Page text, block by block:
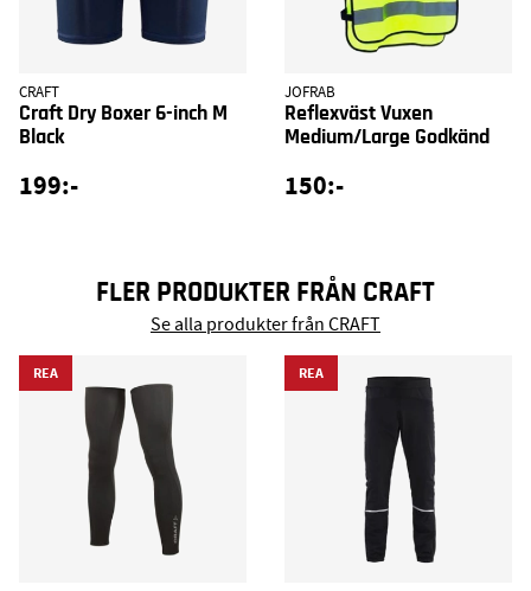
CRAFT
Craft Dry Boxer 6-inch M
Black
199:-
JOFRAB
Reflexväst Vuxen
Medium/Large Godkänd
150:-
FLER PRODUKTER FRÅN CRAFT
Se alla produkter från CRAFT
REA REA